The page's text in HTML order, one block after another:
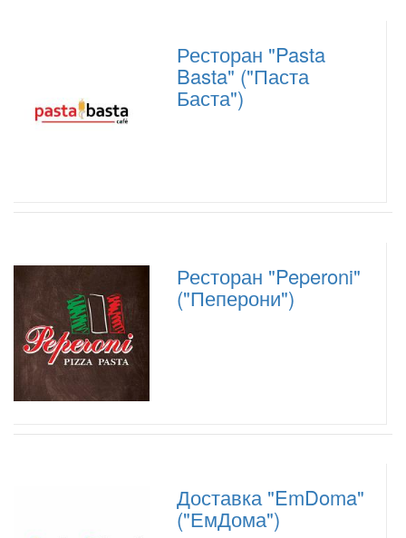
Ресторан "Pasta
Basta" ("Паста
Баста")
Ресторан "Peperoni"
("Пеперони")
Доставка "EmDoma"
("ЕмДома")